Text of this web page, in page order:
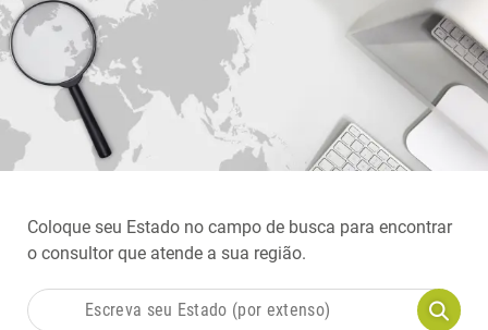
Coloque seu Estado no campo de busca para encontrar
o consultor que atende a sua região.